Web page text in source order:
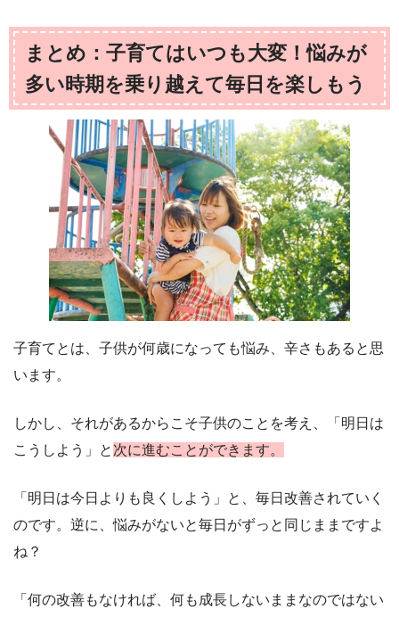
まとめ：子育てはいつも大変！悩みが
多い時期を乗り越えて毎日を楽しもう
子育てとは、子供が何歳になっても悩み、辛さもあると思
います。
しかし、それがあるからこそ子供のことを考え、「明日は
こうしよう」と 次に進むことができます。
「明日は今日よりも良くしよう」と、毎日改善されていく
のです。逆に、悩みがないと毎日がずっと同じままですよ
ね？
「何の改善もなければ、何も成長しないままなのではない